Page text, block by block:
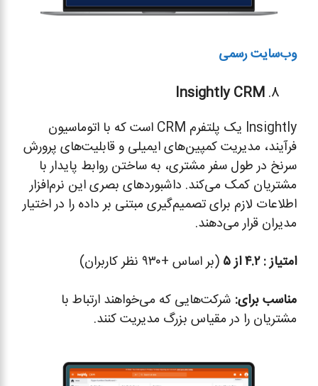
وب‌سایت رسمی
Insightly CRM
Insightly یک پلتفرم CRM است که با اتوماسیون
فرآیند، مدیریت کمپین‌های ایمیلی و قابلیت‌های پرورش
سرنخ در طول سفر مشتری، به ساختن روابط پایدار با
مشتریان کمک می‌کند. داشبوردهای بصری این نرم‌افزار
اطلاعات لازم برای تصمیم‌گیری مبتنی بر داده را در اختیار
مدیران قرار می‌دهند.
امتیاز :۴.۲ از ۵
(بر اساس +۹۳۰ نظر کاربران)
مناسب برای: شرکت‌هایی که می‌خواهند ارتباط با
مشتریان را در مقیاس بزرگ مدیریت کنند.